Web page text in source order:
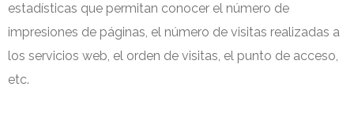
estadísticas que permitan conocer el número de
impresiones de páginas, el número de visitas realizadas a
los servicios web, el orden de visitas, el punto de acceso,
etc.